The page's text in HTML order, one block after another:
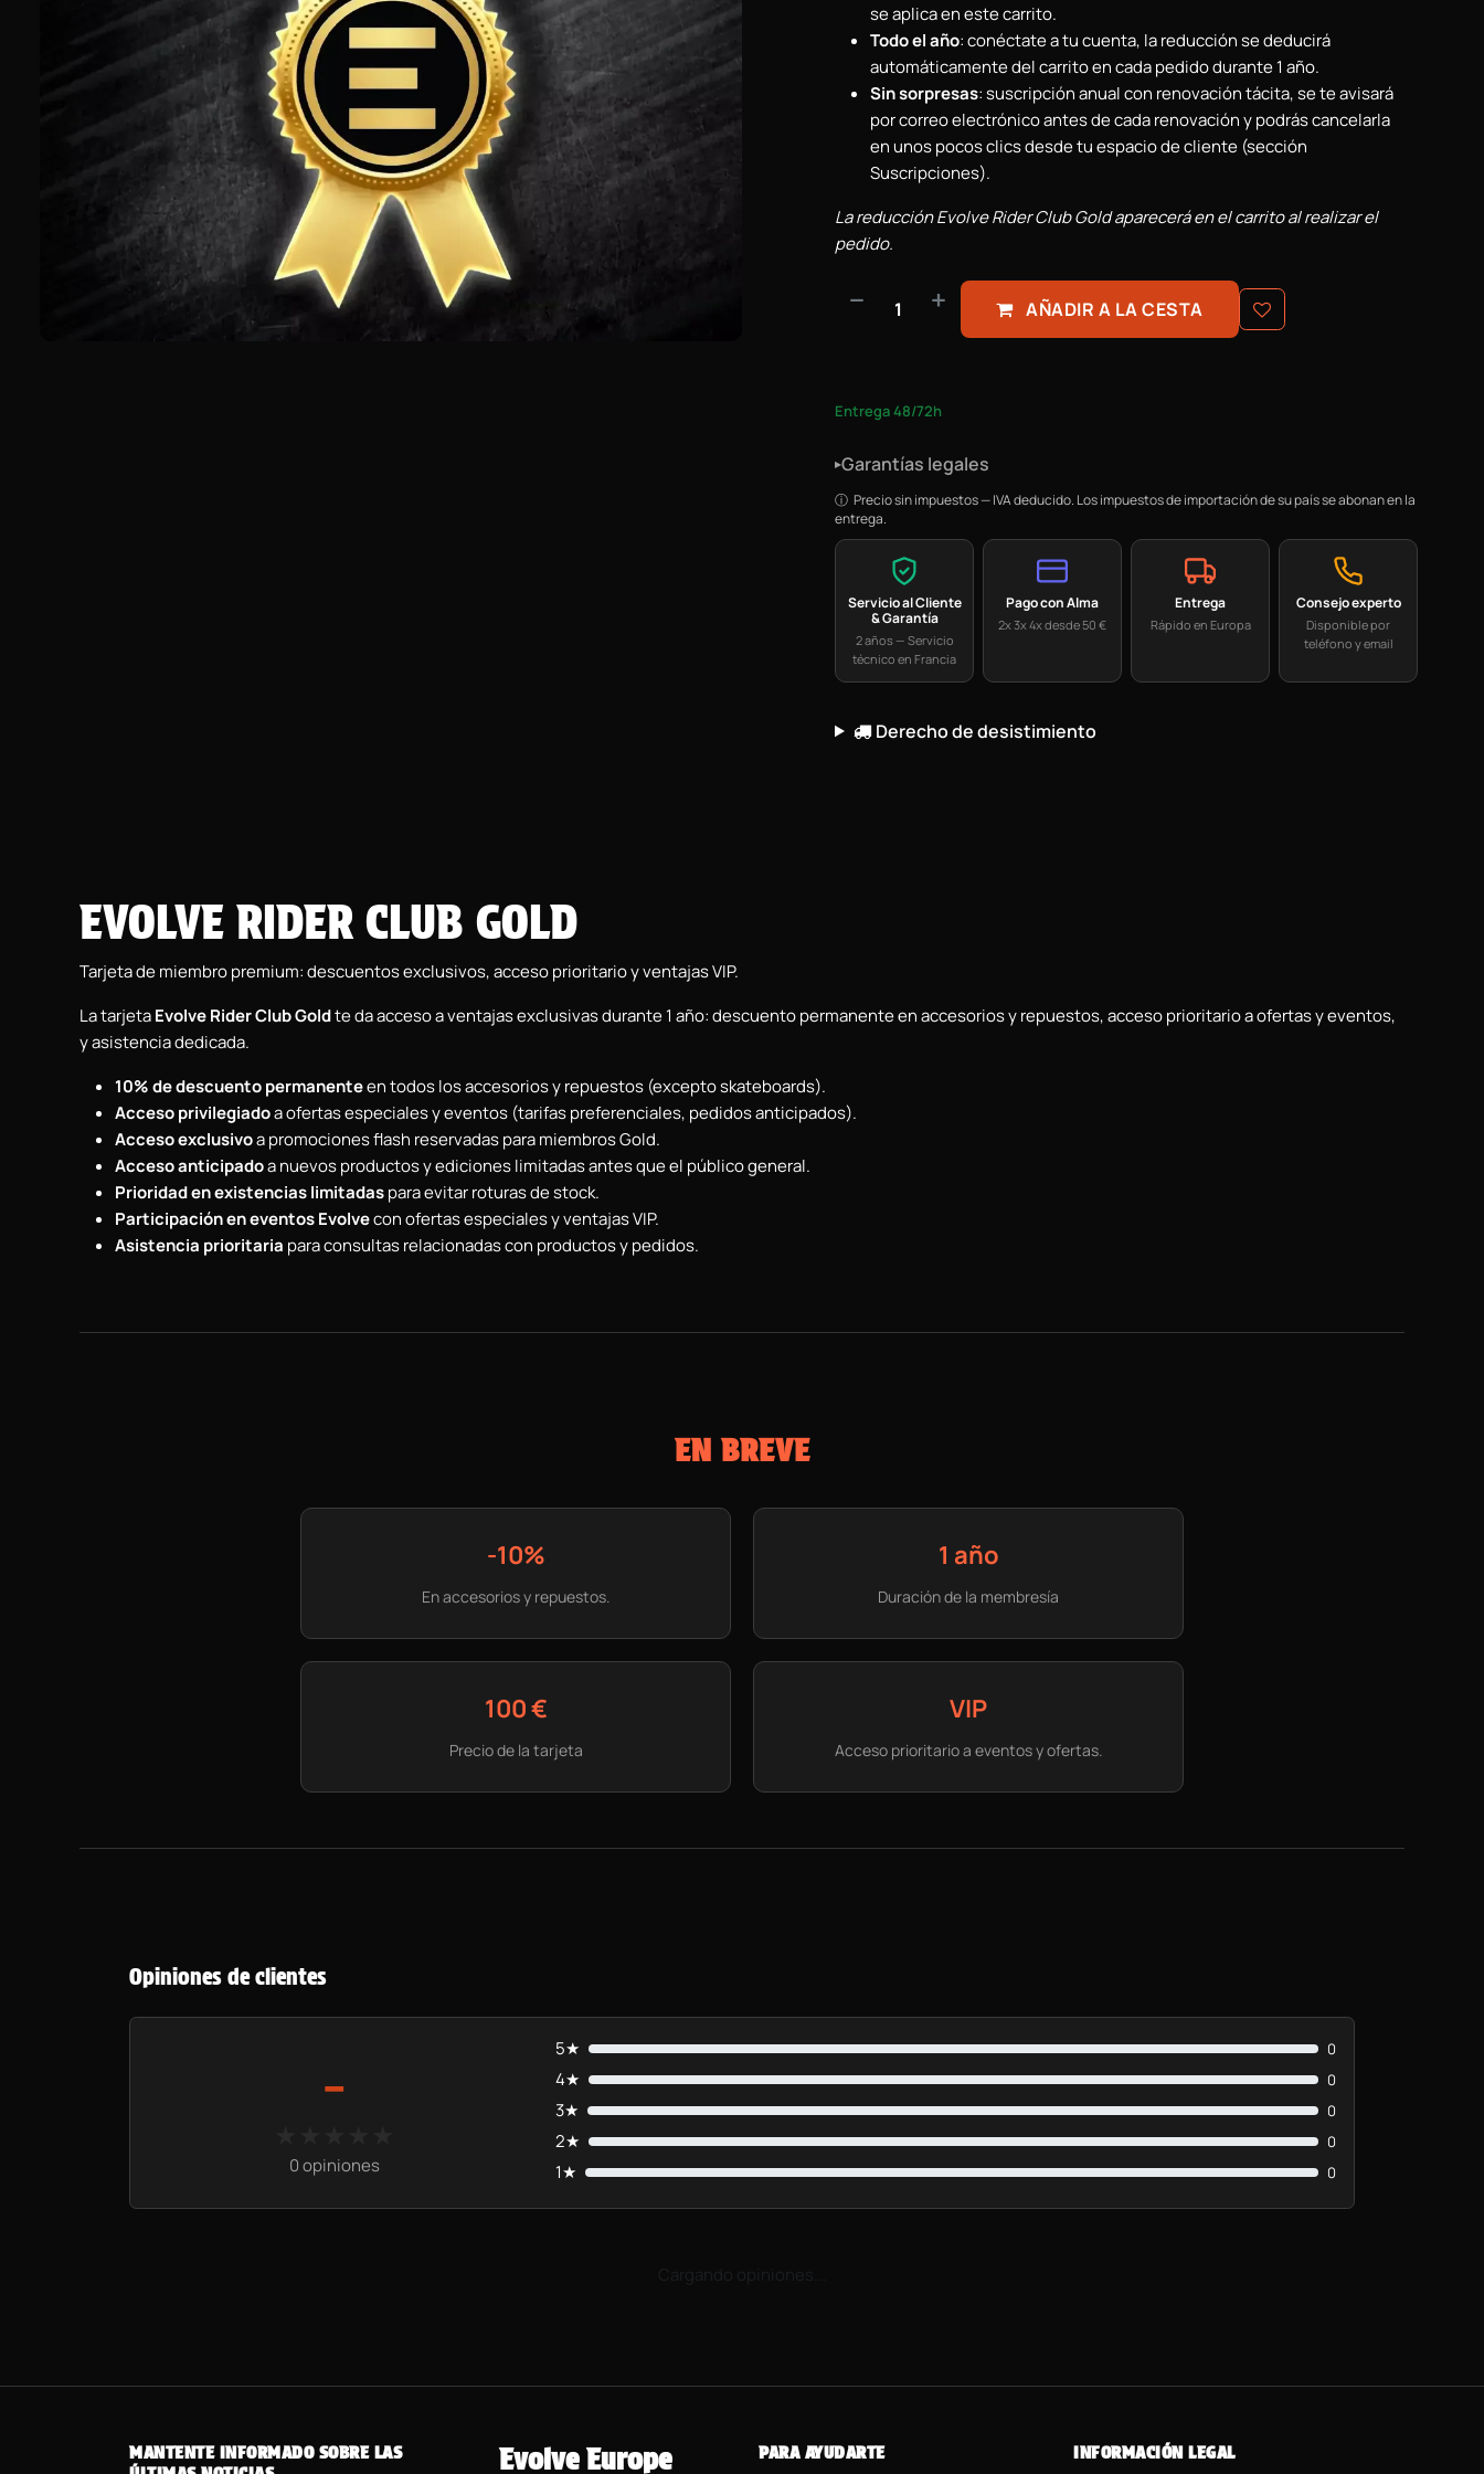
se aplica en este carrito.
Todo el año: conéctate a tu cuenta, la reducción se deducirá
automáticamente del carrito en cada pedido durante 1 año.
Sin sorpresas: suscripción anual con renovación tácita, se te avisará
por correo electrónico antes de cada renovación y podrás cancelarla
en unos pocos clics desde tu espacio de cliente (sección
Suscripciones).
La reducción Evolve Rider Club Gold aparecerá en el carrito al realizar el
pedido.
AÑADIR A LA CESTA
Entrega 48/72h
▸Garantías legales
Precio sin impuestos — IVA deducido. Los impuestos de importación de su país se abonan en la
entrega.
Servicio al Cliente
& Garantía
2 años — Servicio
técnico en Francia
Pago con Alma
2x 3x 4x desde 50 €
Entrega
Rápido en Europa
Consejo experto
Disponible por
teléfono y email
Derecho de desistimiento
EVOLVE RIDER CLUB GOLD
Tarjeta de miembro premium: descuentos exclusivos, acceso prioritario y ventajas VIP.
La tarjetaEvolve Rider Club Goldte da acceso a ventajas exclusivas durante 1 año: descuento permanente en accesorios y repuestos, acceso prioritario a ofertas y eventos,
y asistencia dedicada.
10% de descuento permanenteen todos los accesorios y repuestos (excepto skateboards).
Acceso privilegiadoa ofertas especiales y eventos (tarifas preferenciales, pedidos anticipados).
Acceso exclusivoa promociones flash reservadas para miembros Gold.
Acceso anticipadoa nuevos productos y ediciones limitadas antes que el público general.
Prioridad en existencias limitadaspara evitar roturas de stock.
Participación en eventos Evolvecon ofertas especiales y ventajas VIP.
Asistencia prioritaria para consultas relacionadas con productos y pedidos.
EN BREVE
-10%
En accesorios y repuestos.
1 año
Duración de la membresía
100 €
Precio de la tarjeta
VIP
Acceso prioritario a eventos y ofertas.
Opiniones de clientes
-
0 opiniones
5★ 0
4★ 0
3★ 0
2★ 0
1★ 0
Cargando opiniones...
MANTENTE INFORMADO SOBRE LAS
Evolve Europe PARA AYUDARTE INFORMACIÓN LEGAL